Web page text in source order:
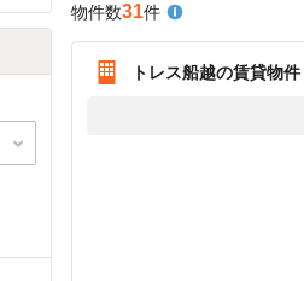
物件数31件
トレス船越の賃貸物件